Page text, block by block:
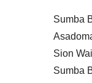
Sumba
Sion
Sumba